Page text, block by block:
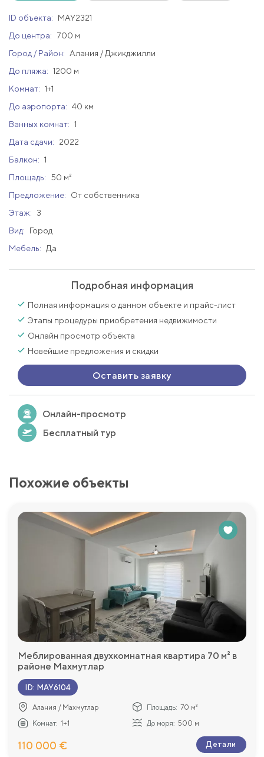
ID объекта:
MAY2321
До центра:
700 м
Город / Район:
Алания / Джикджилли
До пляжа: 1200 м
Комнат: 1+1
До аэропорта: 40 км
Ванных комнат: 1
Дата сдачи:
2022
Балкон: 1
Площадь:
50 м²
Предложение:
От собственника
Этаж:
3
Вид:
Город
Мебель:
Да
Подробная информация
Полная информация о данном объекте и прайс-лист
Этапы процедуры приобретения недвижимости
Онлайн просмотр объекта
Новейшие предложения и скидки
Оставить заявку
Онлайн-просмотр
Бесплатный тур
Похожие объекты
Меблированная двухкомнатная квартира 70 м² в
районе Махмутлар
ID: MAY6104
Алания / Махмутлар Площадь: 70 м²
Комнат: 1+1 До моря: 500 м
110 000 € Детали